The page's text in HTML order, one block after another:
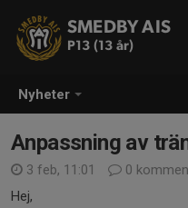
Nyheter
SMEDBY AIS
P13 (13 år)
Anpassning av
3 feb, 11:01
0
Hej,